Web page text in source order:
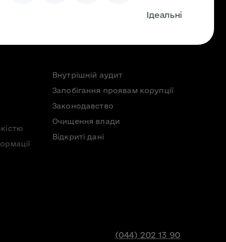
Внутрішній аудит
Запобігання проявам корупції
Законодавство
Очищення влади
Відкриті дані
(044) 202 13 90